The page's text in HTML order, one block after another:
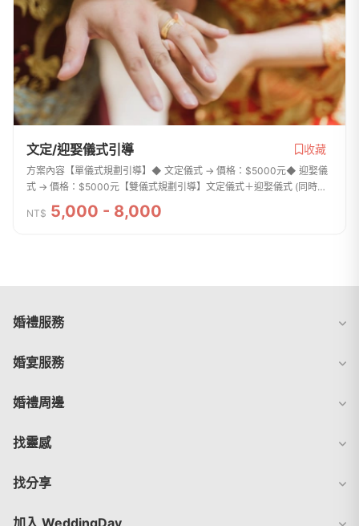
文定/迎娶儀式引導 收藏
方案內容【單儀式規劃引導】◆ 文定儀式 → 價格：$5000元◆ 迎娶儀
式 → 價格：$5000元【雙儀式規劃引導】文定儀式＋迎娶儀式 (同時段)
原價價格：$10000元優惠價格：$9000元- 下訂服務項目2項(含)以
上，第二項服務享8...
NT$ 5,000 - 8,000
婚禮服務
婚宴服務
婚禮周邊
找靈感
找分享